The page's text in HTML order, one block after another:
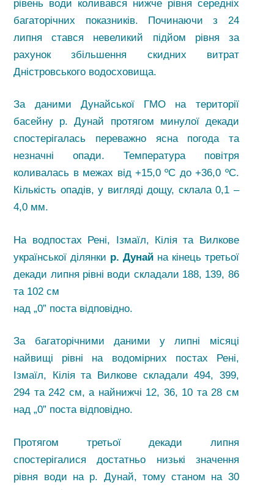
рівень води коливався нижче рівня середніх
багаторічних показників. Починаючи з 24
липня стався невеликий підйом рівня за
рахунок збільшення скидних витрат
Дністровського водосховища.
За даними Дунайської ГМО на території
басейну р. Дунай протягом минулої декади
спостерігалась переважно ясна погода та
незначні опади. Температура повітря
коливалась в межах від +15,0 ºС до +36,0 ºС.
Кількість опадів, у вигляді дощу, склала 0,1 –
4,0 мм.
На водпостах Рені, Ізмаїл, Кілія та Вилкове
української ділянки р. Дунай на кінець третьої
декади липня рівні води складали 188, 139, 86
та 102 см
над „0” поста відповідно.
За багаторічними даними у липні місяці
найвищі рівні на водомірних постах Рені,
Ізмаїл, Кілія та Вилкове складали 494, 399,
294 та 242 см, а найнижчі 12, 36, 10 та 28 см
над „0” поста відповідно.
Протягом третьої декади липня
спостерігалися достатньо низькі значення
рівня води на р. Дунай, тому станом на 30